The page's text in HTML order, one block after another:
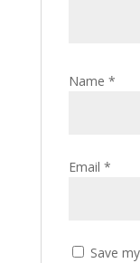
Name *
Email *
Save